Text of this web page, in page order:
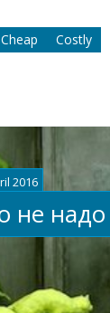
Cheap Costly
2016
не